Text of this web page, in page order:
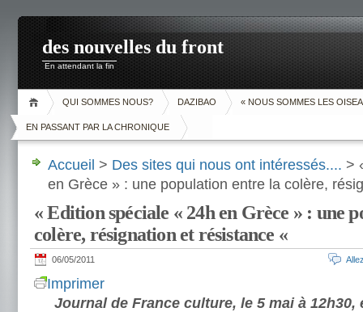
des nouvelles du front
En attendant la fin
QUI SOMMES NOUS? DAZIBAO « NOUS SOMMES LES
EN PASSANT PAR LA CHRONIQUE
Accueil > Des sites qui nous ont intéressés.... >
en Grèce » : une population entre la colère,
« Edition spéciale « 24h en Grèce » : une
colère, résignation et résistance «
06/05/2011
Imprimer
Journal de France culture, le 5 mai à 12h30,